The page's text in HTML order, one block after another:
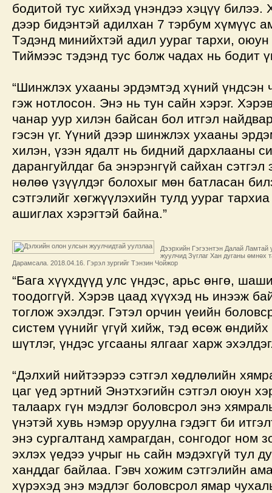
бодитой тус хийхэд үнэндээ хэцүү билээ.
дээр бидэнтэй адилхан 7 тэрбум хүмүүс
Тэдэнд минийхтэй адил уураг тархи,
Тиймээс тэдэнд тус болж чадах нь бодит
“Шинжлэх ухааны эрдэмтэд хүний үндсэн
гэж нотлосон. Энэ нь тун сайн хэрэг.
чанар уур хилэн байсан бол итгэл
гэсэн үг. Үүний дээр шинжлэх ухааны
хилэн, үзэн ядалт нь бидний дархлааны
дарангуйлдаг ба энэрэнгүй сайхан
нөлөө үзүүлдэг болохыг мөн батласан
сэтгэлийг хөгжүүлэхийн тулд уураг
ашиглах хэрэгтэй байна.”
Дээрхийн Гэгээнтэн Далай Ламтай
жуулчид Зүглаг Хан дуганы өмнөх
Дарамсала. 2018.04.16. Гэрэл зургийг Тэнзин Чойжор
“Бага хүүхдүүд улс үндэс, арьс өнгө,
тоодоггүй. Хэрэв цаад хүүхэд нь инээж
тоглож эхэлдэг. Гэтэл орчин үеийн
систем үүнийг үгүй хийж, тэд өсөж
шүтлэг, үндэс угсааны ялгааг харж
“Дэлхий нийтээрээ сэтгэл хөдлөлийн
цаг үед эртний Энэтхэгийн сэтгэл оюун
талаарх гүн мэдлэг боловсрол энэ
үнэтэй хувь нэмэр оруулна гэдэгт би
энэ сургалтанд хамрагдан, сонгодог ном
эхлэх үедээ учрыг нь сайн мэдэхгүй тул
ханддаг байлаа. Гэвч хожим сэтгэлийн
хүрэхэд энэ мэдлэг боловсрол ямар